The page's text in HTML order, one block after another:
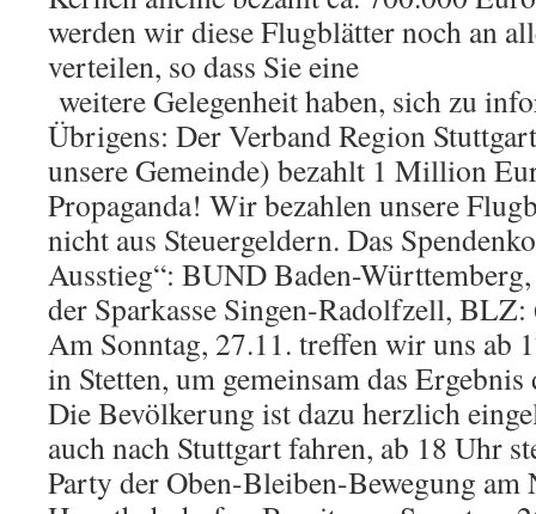
werden wir diese Flugblätter noch an
verteilen, so dass Sie eine
weitere Gelegenheit haben, sich zu
Übrigens: Der Verband Region
unsere Gemeinde) bezahlt 1 Million
Propaganda! Wir bezahlen unsere
nicht aus Steuergeldern. Das
Ausstieg“: BUND Baden-
der Sparkasse Singen-Radolfzell,
Am Sonntag, 27.11. treffen wir uns ab
in Stetten, um gemeinsam das
Die Bevölkerung ist dazu herzlich
auch nach Stuttgart fahren, ab 18 Uhr
Party der Oben-Bleiben-Bewegung am